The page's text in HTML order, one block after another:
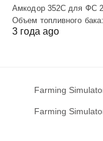
Амкодор 352С для ФС
Объем топливного
3 года ago
Farming
Farming